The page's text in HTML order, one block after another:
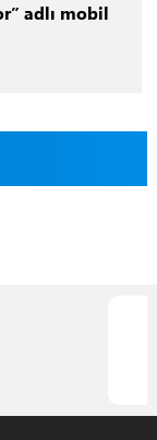
adlı mobil